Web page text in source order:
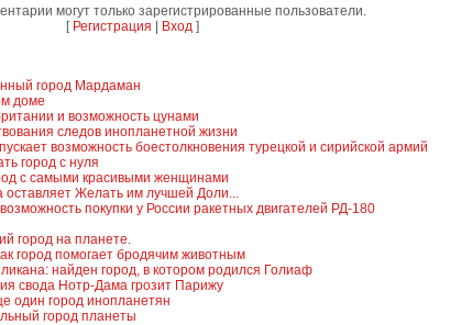
могут только зарегистрированные пользователи.
[ Регистрация Вход]
город Мардаман
доме
и возможность цунами
следов инопланетной жизни
возможность боестолкновения турецкой и сирийской армий
город с нуля
с самыми красивыми женщинами
оставляет Желать им лучшей Доли...
покупки у России ракетных двигателей РД-180
город на планете.
город помогает бродячим животным
найден город, в котором родился Голиаф
свода Нотр-Дама грозит Парижу
один город инопланетян
город планеты